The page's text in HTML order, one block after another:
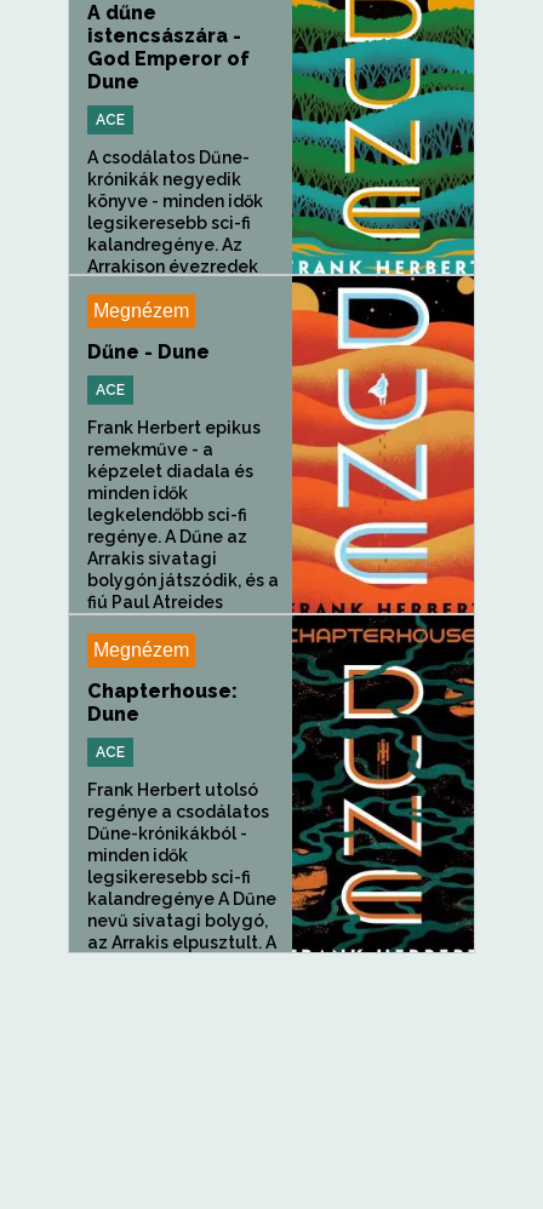
A dűne
istencsászára -
God Emperor of
Dune
ACE
A csodálatos Dűne-
krónikák negyedik
könyve - minden idők
legsikeresebb sci-fi
kalandregénye. Az
Arrakison évezredek
Megnézem
Dűne - Dune
ACE
Frank Herbert epikus
remekműve - a
képzelet diadala és
minden idők
legkelendőbb sci-fi
regénye. A Dűne az
Arrakis sivatagi
bolygón játszódik, és a
fiú Paul Atreides
Megnézem
Chapterhouse:
Dune
ACE
Frank Herbert utolsó
regénye a csodálatos
Dűne-krónikákból -
minden idők
legsikeresebb sci-fi
kalandregénye A Dűne
nevű sivatagi bolygó,
az Arrakis elpusztult. A